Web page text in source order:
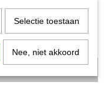
Selectie toestaan
Nee, niet akkoord